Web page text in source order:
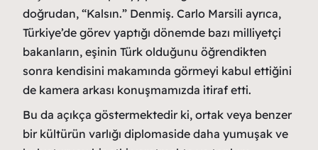
doğrudan, “Kalsın.” Denmiş. Carlo Marsili ayrıca,
Türkiye’de görev yaptığı dönemde bazı milliyetçi
bakanların, eşinin Türk olduğunu öğrendikten
sonra kendisini makamında görmeyi kabul ettiğini
de kamera arkası konuşmamızda itiraf etti.
Bu da açıkça göstermektedir ki, ortak veya benzer
bir kültürün varlığı diplomaside daha yumuşak ve